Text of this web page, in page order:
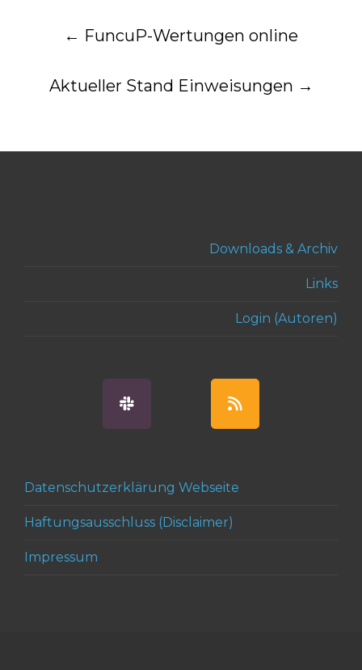
Post
navigation
← FuncuP-Wertungen online
Aktueller Stand Einweisungen →
Downloads & Archiv
Links
Login (Autoren)
Datenschutzerklärung Webseite
Haftungsausschluss (Disclaimer)
Impressum